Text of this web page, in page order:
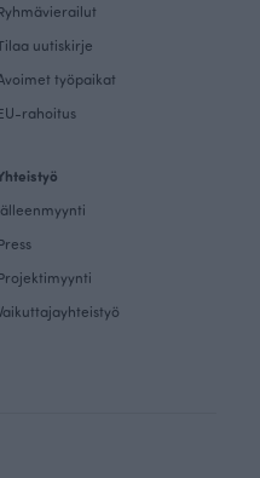
uutiskirje
työpaikat
rahoitus